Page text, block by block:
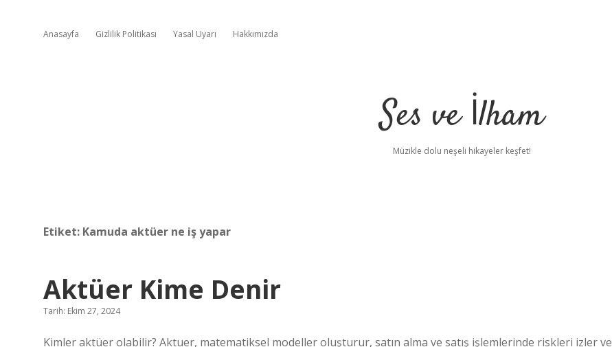
Anasayfa Gizlilik Politikası Yasal Uyarı Hakkımızda
Ses ve İlham
Müzikle dolu neşeli hikayeler keşfet!
Etiket: Kamuda aktüer ne iş yapar
Aktüer Kime Denir
Tarih: Ekim 27, 2024
Kimler aktüer olabilir? Aktuer, matematiksel modeller oluşturur, satın alma ve satış işlemlerinde riskleri izler ve